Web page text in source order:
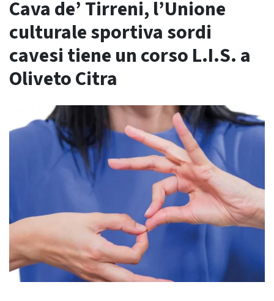
Cava de’ Tirreni, l’Unione
culturale sportiva sordi
cavesi tiene un corso L.I.S. a
Oliveto Citra